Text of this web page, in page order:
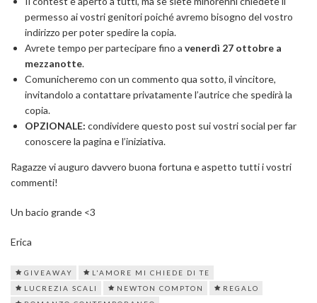
permesso ai vostri genitori poiché avremo bisogno del vostro
indirizzo per poter spedire la copia.
Avrete tempo per partecipare fino a venerdì 27 ottobre a
mezzanotte.
Comunicheremo con un commento qua sotto, il vincitore,
invitandolo a contattare privatamente l’autrice che spedirà la
copia.
OPZIONALE: condividere questo post sui vostri social per far
conoscere la pagina e l’iniziativa.
Ragazze vi auguro davvero buona fortuna e aspetto tutti i vostri
commenti!
Un bacio grande <3
Erica
GIVEAWAY
L'AMORE MI CHIEDE DI TE
LUCREZIA SCALI
NEWTON COMPTON
REGALO